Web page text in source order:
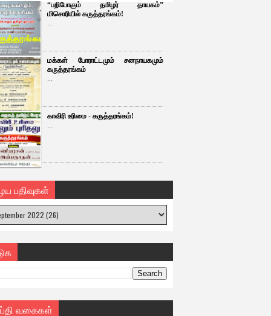
“பறிபோகும் தமிழர் தாயகம்”
மிசொரியில் கருத்தரங்கம்!
...
மக்கள் போராட்டமும் சனநாயகமும்
கருத்தரங்கம்
...
காவிரி உரிமை - கருத்தரங்கம்!
...
பதிவுகள்
வகைகள்